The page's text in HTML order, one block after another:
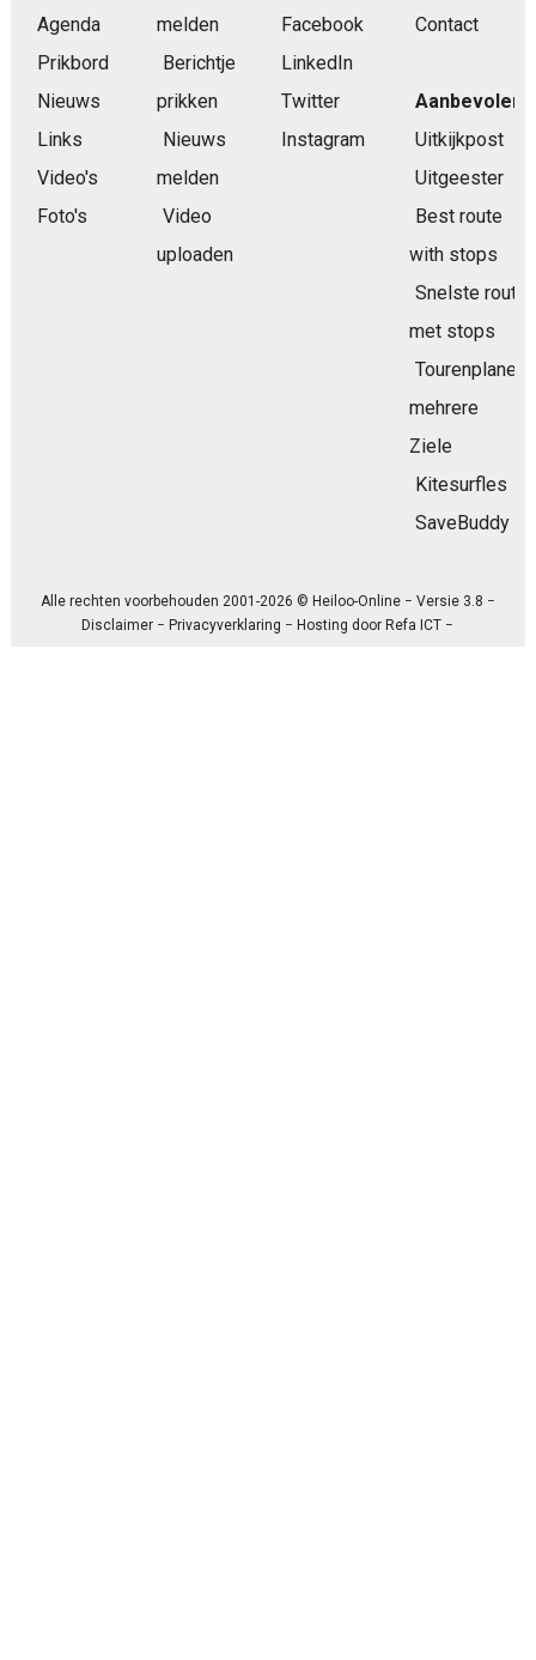
Agenda
Prikbord
Nieuws
Links
Video's
Foto's
melden
Berichtje
prikken
Nieuws
melden
Video
uploaden
Facebook
LinkedIn
Twitter
Instagram
Contact
Aanbevolen
Uitkijkpost
Uitgeester
Best route
with stops
Snelste route
met stops
Tourenplaner
mehrere
Ziele
Kitesurfles
SaveBuddy
Alle rechten voorbehouden 2001-2026 © Heiloo-Online − Versie 3.8 −
Disclaimer −Privacyverklaring − Hosting doorRefa ICT −